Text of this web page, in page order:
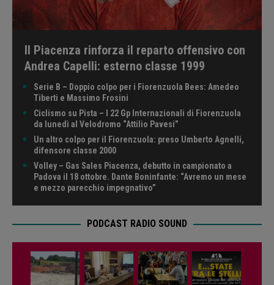
Il Piacenza rinforza il reparto offensivo con
Andrea Capelli: esterno classe 1999
Serie B – Doppio colpo per i Fiorenzuola Bees: Amedeo
Tiberti e Massimo Frosini
Ciclismo su Pista – I 22 Gp Internazionali di Fiorenzuola
da lunedì al Velodromo “Attilio Pavesi”
Un altro colpo per il Fiorenzuola: preso Umberto Agnelli,
difensore classe 2000
Volley – Gas Sales Piacenza, debutto in campionato a
Padova il 18 ottobre. Dante Boninfante: “Avremo un mese
e mezzo parecchio impegnativo”
PODCAST RADIO SOUND